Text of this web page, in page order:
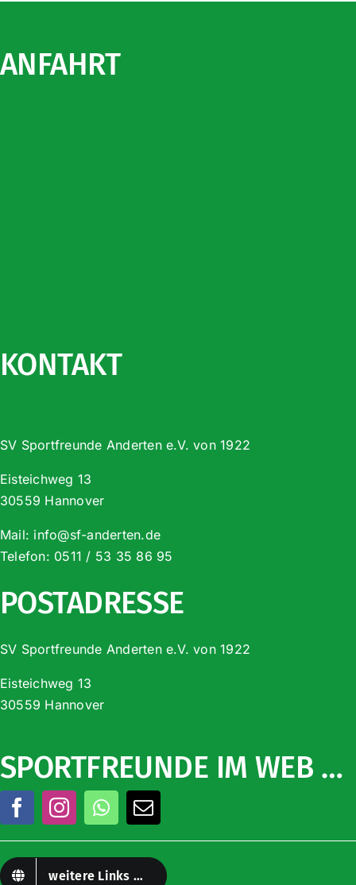
ANFAHRT
KONTAKT
SV Sportfreunde Anderten e.V. von 1922
Eisteichweg 13
30559 Hannover
Mail: info@sf-anderten.de
Telefon: 0511 / 53 35 86 95
POSTADRESSE
SV Sportfreunde Anderten e.V. von 1922
Eisteichweg 13
30559 Hannover
SPORTFREUNDE IM WEB …
weitere Links …